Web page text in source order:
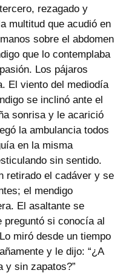
rezagado y
multitud que acudió en
sobre el abdomen
que lo contemplaba
Los pájaros
El viento del mediodía
se inclinó ante el
sonrisa y le acarició
la ambulancia todos
en la misma
sin sentido.
retirado el cadáver y se
el mendigo
El asaltante se
preguntó si conocía al
miró desde un tiempo
y le dijo: “¿A
y sin zapatos?”